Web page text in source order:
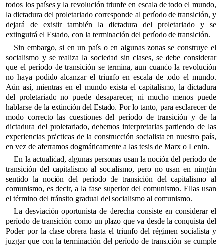
todos los países y la revolución triunfe en escala de todo el mundo,
la dictadura del proletariado corresponde al período de transición, y
dejará de existir también la dictadura del proletariado y se
extinguirá el Estado, con la terminación del período de transición.
Sin embargo, si en un país o en algunas zonas se construye el
socialismo y se realiza la sociedad sin clases, se debe considerar
que el período de transición se termina, aun cuando la revolución
no haya podido alcanzar el triunfo en escala de todo el mundo.
Aún así, mientras en el mundo exista el capitalismo, la dictadura
del proletariado no puede desaparecer, ni mucho menos puede
hablarse de la extinción del Estado. Por lo tanto, para esclarecer de
modo correcto las cuestiones del período de transición y de la
dictadura del proletariado, debemos interpretarlas partiendo de las
experiencias prácticas de la construcción socialista en nuestro país,
en vez de aferramos dogmáticamente a las tesis de Marx o Lenin.
En la actualidad, algunas personas usan la noción del período de
transición del capitalismo al socialismo, pero no usan en ningún
sentido la noción del período de transición del capitalismo al
comunismo, es decir, a la fase superior del comunismo. Ellas usan
el término del tránsito gradual del socialismo al comunismo.
La desviación oportunista de derecha consiste en considerar el
período de transición como un plazo que va desde la conquista del
Poder por la clase obrera hasta el triunfo del régimen socialista y
juzgar que con la terminación del período de transición se cumple